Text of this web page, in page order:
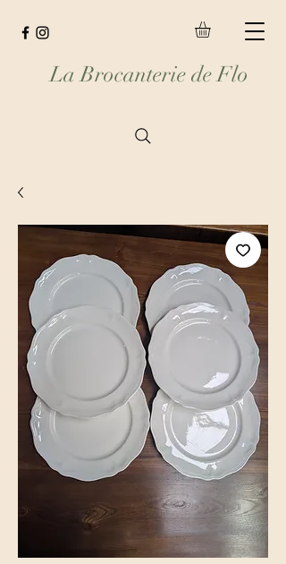
La Brocanterie de Flo